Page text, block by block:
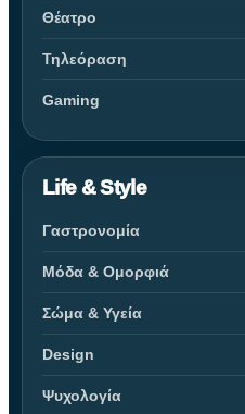
Θέατρο
Τηλεόραση
Gaming
Life & Style
Γαστρονομία
Μόδα & Ομορφιά
Σώμα & Υγεία
Design
Ψυχολογία